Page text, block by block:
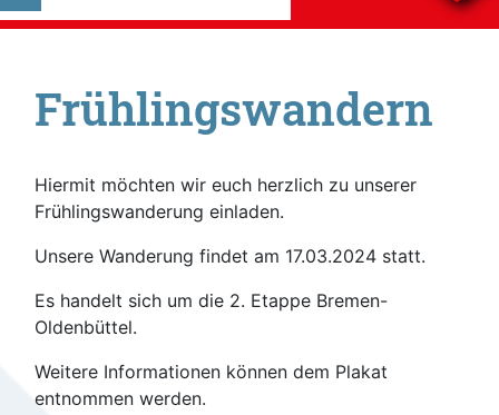
Frühlingswandern
Hiermit möchten wir euch herzlich zu unserer
Frühlingswanderung einladen.
Unsere Wanderung findet am 17.03.2024 statt.
Es handelt sich um die 2. Etappe Bremen-
Oldenbüttel.
Weitere Informationen können dem Plakat
entnommen werden.